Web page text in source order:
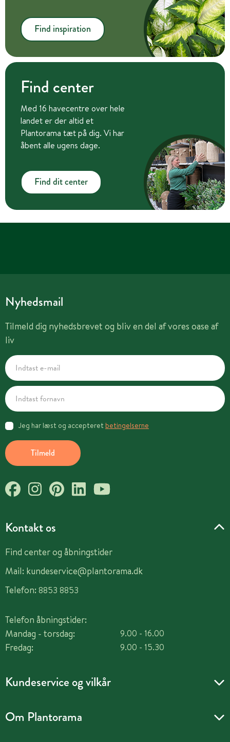
Find inspiration
Find center
Med 16 havecentre over hele
landet er der altid et
Plantorama tæt på dig. Vi har
åbent alle ugens dage.
Find dit center
Kontakt os
Find center og åbningstider
Mail: kundeservice@plantorama.dk
Telefon: 8853 8853
Telefon åbningstider:
Mandag - torsdag:
Fredag:
9.00 - 16.00
9.00 - 15.30
Kundeservice og vilkår
Om Plantorama
Nyhedsmail
Tilmeld dig nyhedsbrevet og bliv en del af vores oase af
liv
Tilmeld
Jeg har læst og accepteret betingelserne